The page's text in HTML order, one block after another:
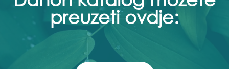
preuzeti ovdje: